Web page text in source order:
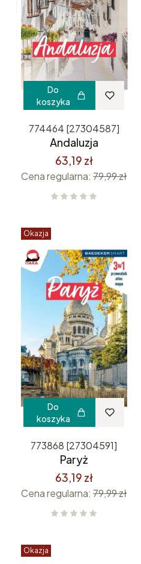
Do
koszyka
774464 [27304587]
Andaluzja
63,19 zł
Cena regularna: 79,99 zł
Okazja
Do
koszyka
773868 [27304591]
Paryż
63,19 zł
Cena regularna: 79,99 zł
Okazja